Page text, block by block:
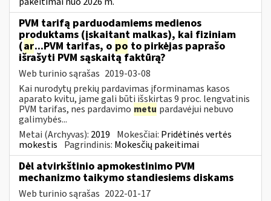
PVM tarifą parduodamiems medienos
produktams (įskaitant malkas), kai fiziniam
(ar...PVM tarifas, o po to pirkėjas paprašo
išrašyti PVM sąskaitą faktūrą?
Web turinio sąrašas 2019-03-08
Kai nurodytų prekių pardavimas įforminamas kasos
aparato kvitu, jame gali būti išskirtas 9 proc. lengvatinis
PVM tarifas, nes pardavimo metu pardavėjui nebuvo
galimybės...
Metai (Archyvas): 2019 Mokesčiai: Pridėtinės vertės
mokestis Pagrindinis: Mokesčių pakeitimai
Dėl atvirkštinio apmokestinimo PVM
mechanizmo taikymo standiesiems diskams
Web turinio sąrašas 2022-01-17